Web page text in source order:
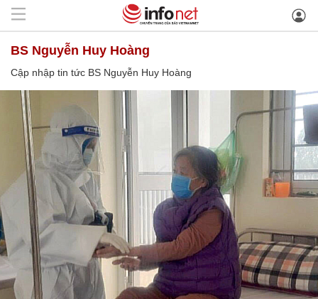
BS Nguyễn Huy Hoàng
Cập nhập tin tức BS Nguyễn Huy Hoàng